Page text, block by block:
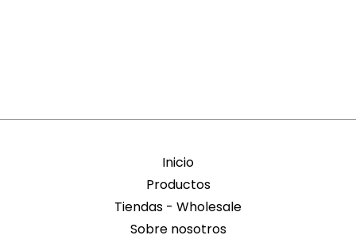
Inicio
Productos
Tiendas - Wholesale
Sobre nosotros